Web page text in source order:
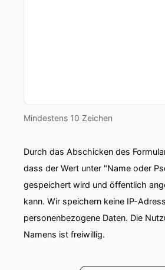
Mindestens 10 Zeichen
Durch das Abschicken des
dass der Wert unter "Name oder
gespeichert wird und öffentlich
kann. Wir speichern keine IP-
personenbezogene Daten. Die
Namens ist freiwillig.